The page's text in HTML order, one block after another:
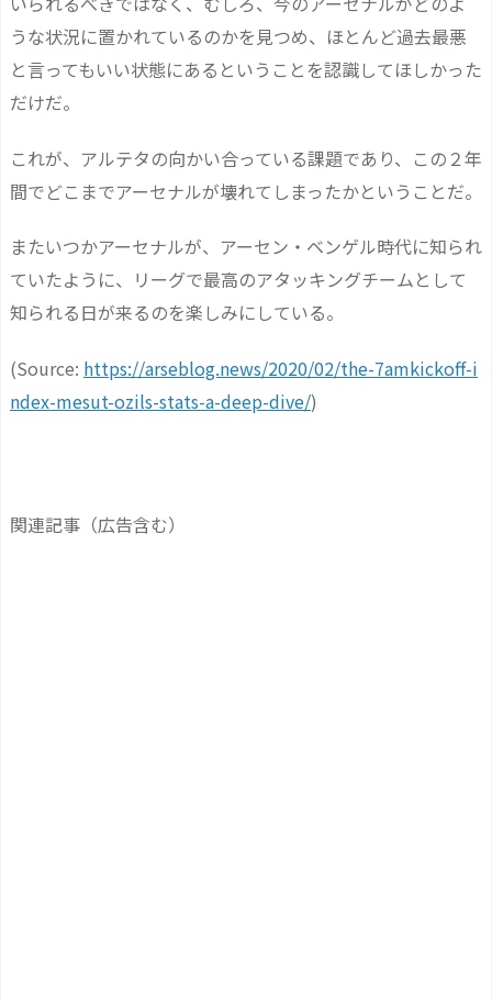
うな状況に置かれているのかを見つめ、ほとんど過去最悪
と言ってもいい状態にあるということを認識してほしかった
だけだ。
これが、アルテタの向かい合っている課題であり、この２年
間でどこまでアーセナルが壊れてしまったかということだ。
またいつかアーセナルが、アーセン・ベンゲル時代に知られ
ていたように、リーグで最高のアタッキングチームとして
知られる日が来るのを楽しみにしている。
(Source: https://arseblog.news/2020/02/the-7amkickoff-i
ndex-mesut-ozils-stats-a-deep-dive/)
関連記事（広告含む）